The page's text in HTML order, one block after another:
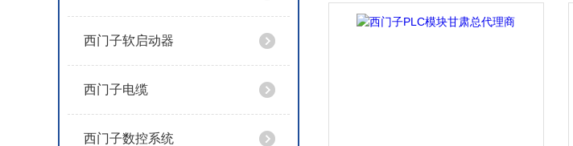
西门子软启动器
西门子电缆
西门子数控系统